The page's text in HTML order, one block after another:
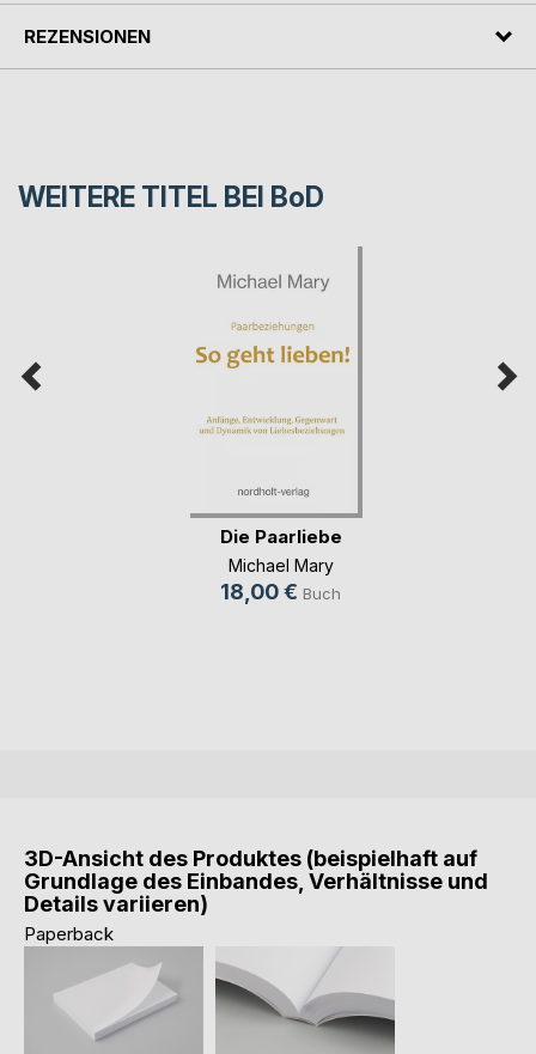
REZENSIONEN
WEITERE TITEL BEI BoD
Die Paarliebe
Michael Mary
18,00 € Buch
3D-Ansicht des Produktes (beispielhaft auf
Grundlage des Einbandes, Verhältnisse und
Details variieren)
Paperback